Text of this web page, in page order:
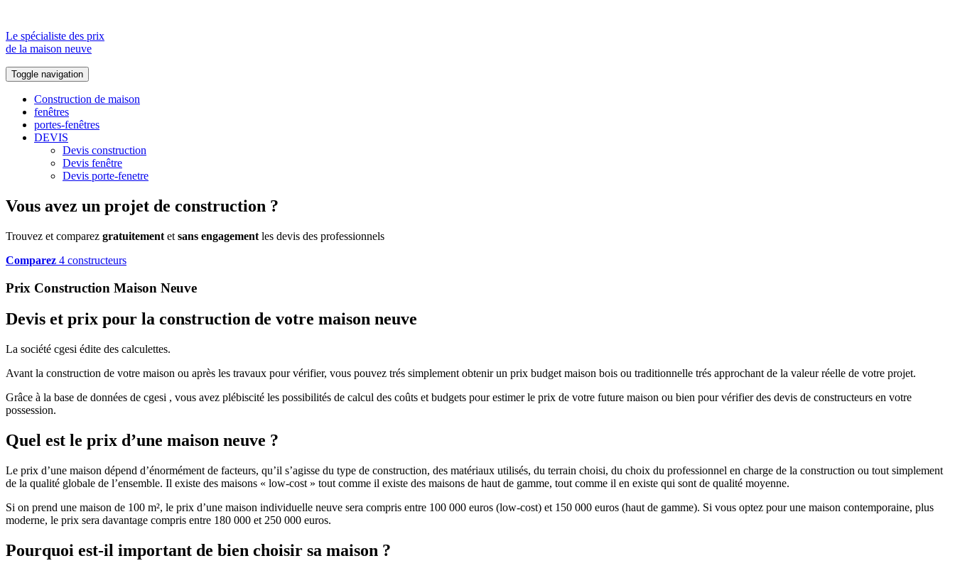
Le spécialiste des prix
de la maison neuve
Toggle navigation
Construction de maison
fenêtres
portes-fenêtres
DEVIS
Devis construction
Devis fenêtre
Devis porte-fenetre
Vous avez un projet de construction ?
Trouvez et comparez gratuitement et sans engagement les devis des professionnels
Comparez 4 constructeurs
Prix Construction Maison Neuve
Devis et prix pour la construction de votre maison neuve
La société cgesi édite des calculettes.
Avant la construction de votre maison ou après les travaux pour vérifier, vous pouvez trés simplement obtenir un prix budget maison bois ou traditionnelle trés approchant de la valeur réelle de votre projet.
Grâce à la base de données de cgesi , vous avez plébiscité les possibilités de calcul des coûts et budgets pour estimer le prix de votre future maison ou bien pour vérifier des devis de constructeurs en votre
possession.
Quel est le prix d’une maison neuve ?
Le prix d’une maison dépend d’énormément de facteurs, qu’il s’agisse du type de construction, des matériaux utilisés, du terrain choisi, du choix du professionnel en charge de la construction ou tout simplement
de la qualité globale de l’ensemble. Il existe des maisons « low-cost » tout comme il existe des maisons de haut de gamme, tout comme il en existe qui sont de qualité moyenne.
Si on prend une maison de 100 m², le prix d’une maison individuelle neuve sera compris entre 100 000 euros (low-cost) et 150 000 euros (haut de gamme). Si vous optez pour une maison contemporaine, plus
moderne, le prix sera davantage compris entre 180 000 et 250 000 euros.
Pourquoi est-il important de bien choisir sa maison ?